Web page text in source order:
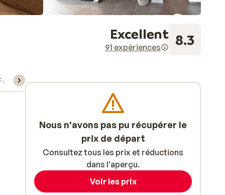
Excellent
91 expériences 8.3
cours et matériel de ski
Nous n'avons pas pu récupérer le
prix de départ
Consultez tous les prix et réductions
dans l'aperçu.
Voir les prix